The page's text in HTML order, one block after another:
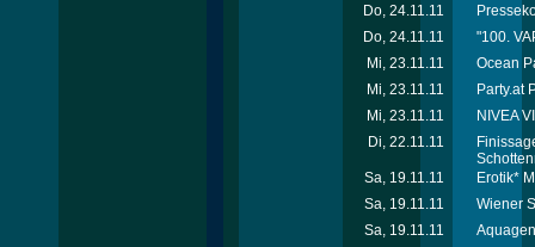
Do, 24.11.11
Do, 24.11.11
"100.
Mi, 23.11.11
Ocean
Mi, 23.11.11
Party.at
Mi, 23.11.11
NIVEA
Di, 22.11.11
Sa, 19.11.11
Erotik*
Sa, 19.11.11
Wiener
Sa, 19.11.11